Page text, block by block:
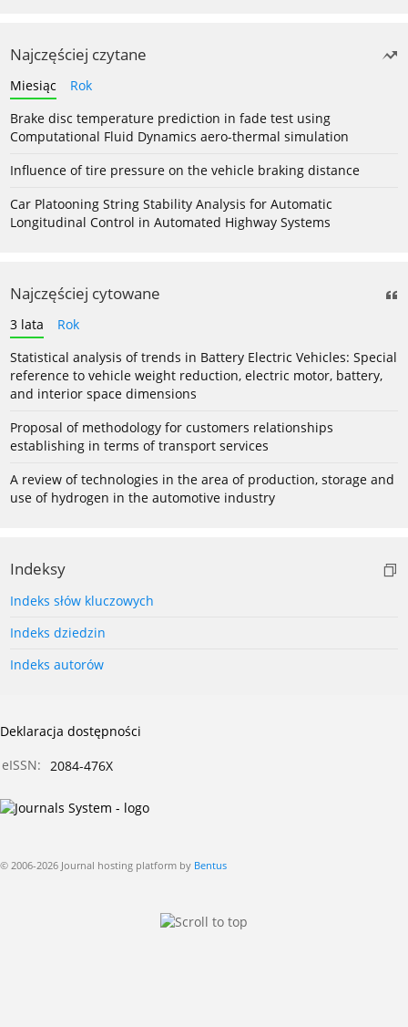
Najczęściej czytane
Miesiąc
Rok
Brake disc temperature prediction in fade test using
Computational Fluid Dynamics aero-thermal simulation
Influence of tire pressure on the vehicle braking distance
Car Platooning String Stability Analysis for Automatic
Longitudinal Control in Automated Highway Systems
Najczęściej cytowane
3 lata
Rok
Statistical analysis of trends in Battery Electric Vehicles: Special
reference to vehicle weight reduction, electric motor, battery,
and interior space dimensions
Proposal of methodology for customers relationships
establishing in terms of transport services
A review of technologies in the area of production, storage and
use of hydrogen in the automotive industry
Indeksy
Indeks słów kluczowych
Indeks dziedzin
Indeks autorów
Deklaracja dostępności
eISSN:
2084-476X
© 2006-2026 Journal hosting platform by Bentus